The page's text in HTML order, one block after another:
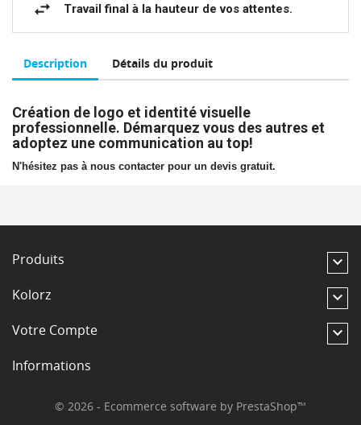
Travail final à la hauteur de vos attentes.
Description Détails du produit
Création de logo et identité visuelle
professionnelle. Démarquez vous des autres et
adoptez une communication au top!
N'hésitez pas à nous contacter pour un devis gratuit.
Produits 
Kolorz 
Votre Compte 
Informations
© 2026 - Ecommerce software by PrestaShop™